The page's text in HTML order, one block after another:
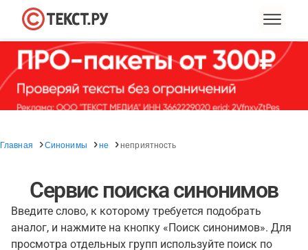
Главная Синонимы не неприятность
Сервис поиска синонимов
Введите слово, к которому требуется подобрать
аналог, и нажмите на кнопку «Поиск синонимов». Для
просмотра отдельных групп используйте поиск по